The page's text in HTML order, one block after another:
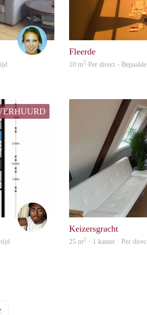
Gabriëlle
Fleerde
10 m2 Per direct -
Jamahl jermain
tijd
Keizersgracht
25 m2 · 1 kamer · Per